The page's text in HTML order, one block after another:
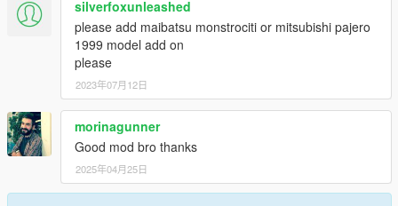
silverfoxunleashed
please add maibatsu monstrociti or mitsubishi pajero
1999 model add on
please
2023年07月12日
morinagunner
Good mod bro thanks
2025年04月25日